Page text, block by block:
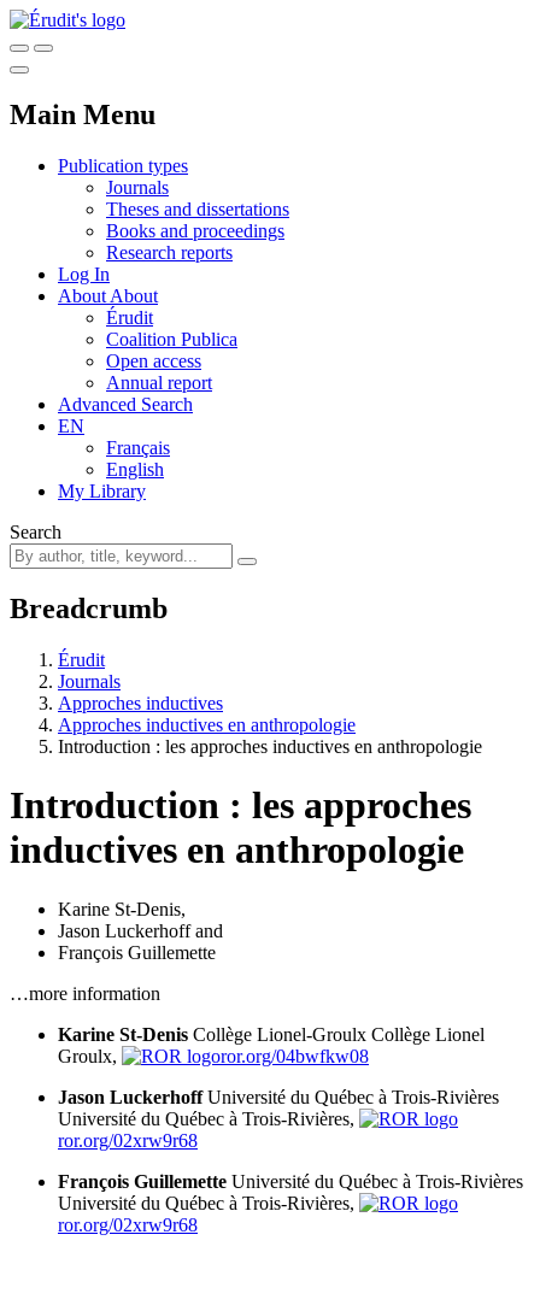
Main Menu
Publication types
Journals
Theses and dissertations
Books and proceedings
Research reports
Log In
About About
Érudit
Coalition Publica
Open access
Annual report
Advanced Search
EN
Français
English
My Library
Search
Breadcrumb
Érudit
Journals
Approches inductives
Approches inductives en anthropologie
Introduction : les approches inductives en anthropologie
Introduction : les approches
inductives en anthropologie
Karine St-Denis,
Jason Luckerhoffand
François Guillemette
…more information
Karine St-Denis Collège Lionel-Groulx Collège Lionel
Groulx,
ror.org/04bwfkw08
Jason Luckerhoff Université du Québec à Trois-Rivières
Université du Québec à Trois-Rivières,
ror.org/02xrw9r68
François Guillemette Université du Québec à Trois-Rivières
Université du Québec à Trois-Rivières,
ror.org/02xrw9r68